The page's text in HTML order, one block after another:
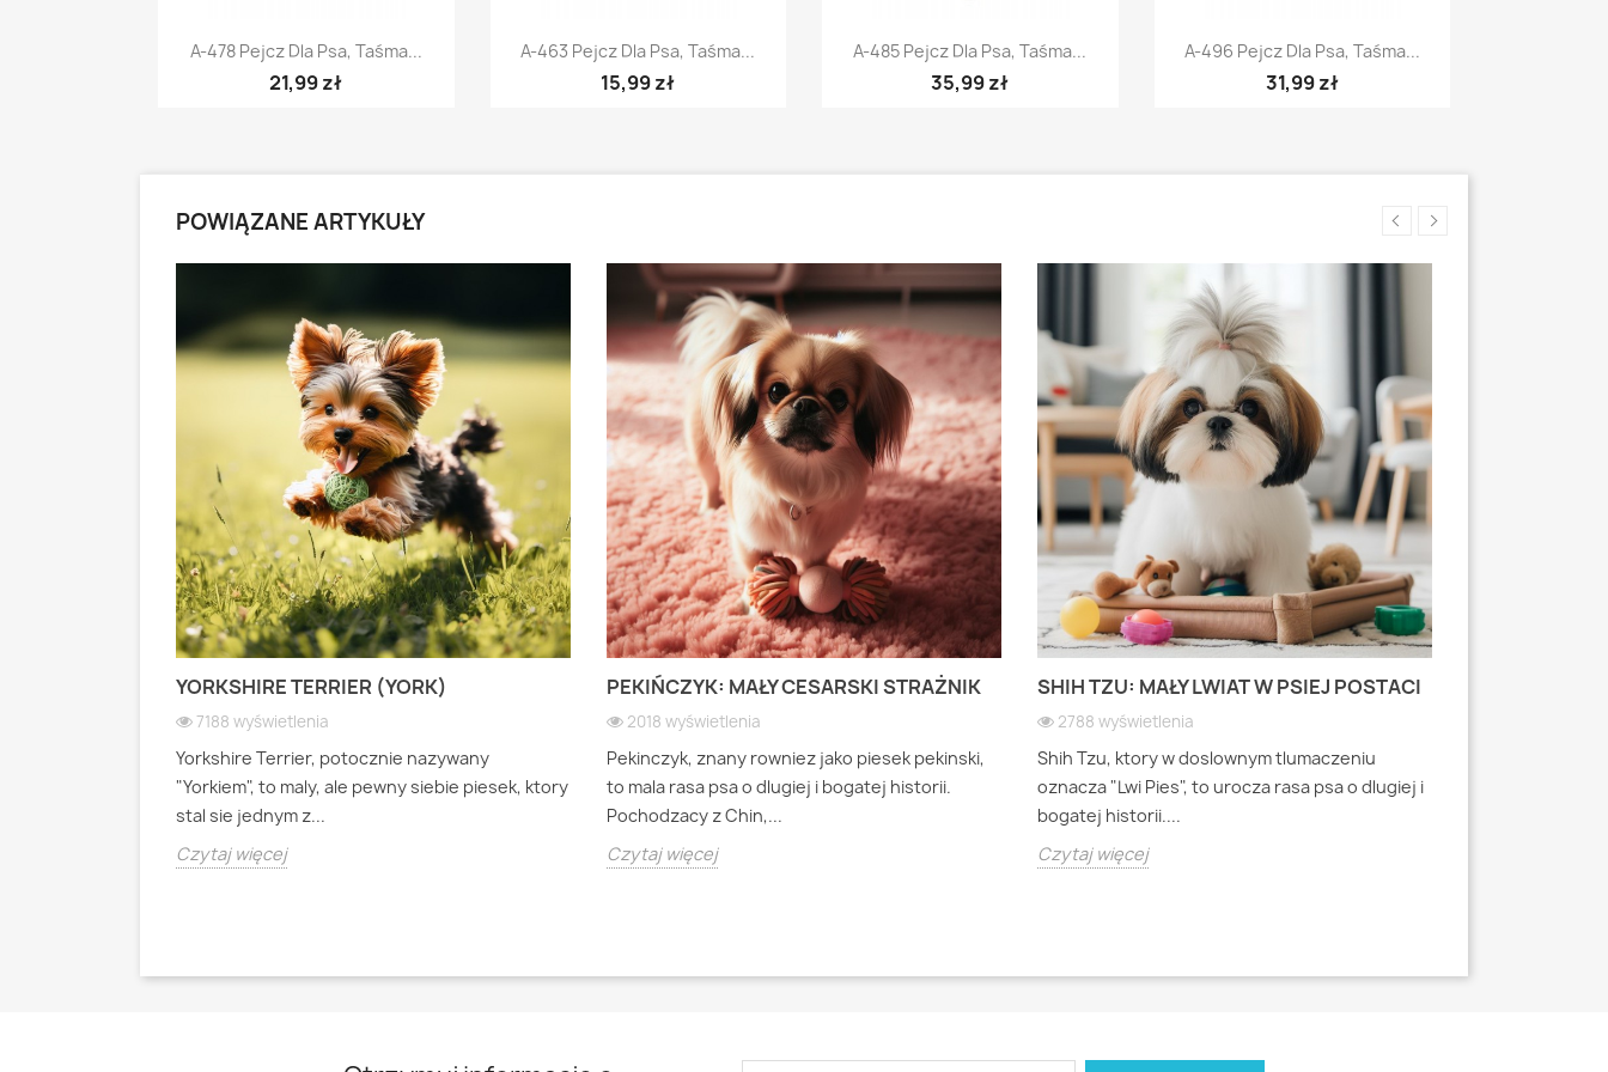
Szybki podgląd
A-478 Pejcz Dla Psa, Taśma...
21,99 zł
Szybki podgląd
A-463 Pejcz Dla Psa, Taśma...
15,99 zł
Szybki podgląd
A-485 Pejcz Dla Psa, Taśma...
35,99 zł
Szybki podgląd
A-496 Pejcz Dla Psa, Taśma...
31,99 zł
POWIĄZANE ARTYKUŁY
YORKSHIRE TERRIER (YORK)
7188 wyświetlenia
Yorkshire Terrier, potocznie nazywany
"Yorkiem", to maly, ale pewny siebie piesek, ktory
stal sie jednym z...
Czytaj więcej
PEKIŃCZYK: MAŁY CESARSKI STRAŻNIK
2018 wyświetlenia
Pekinczyk, znany rowniez jako piesek pekinski,
to mala rasa psa o dlugiej i bogatej historii.
Pochodzacy z Chin,...
Czytaj więcej
SHIH TZU: MAŁY LWIAT W PSIEJ POSTACI
2788 wyświetlenia
Shih Tzu, ktory w doslownym tlumaczeniu
oznacza "Lwi Pies", to urocza rasa psa o dlugiej i
bogatej historii....
Czytaj więcej